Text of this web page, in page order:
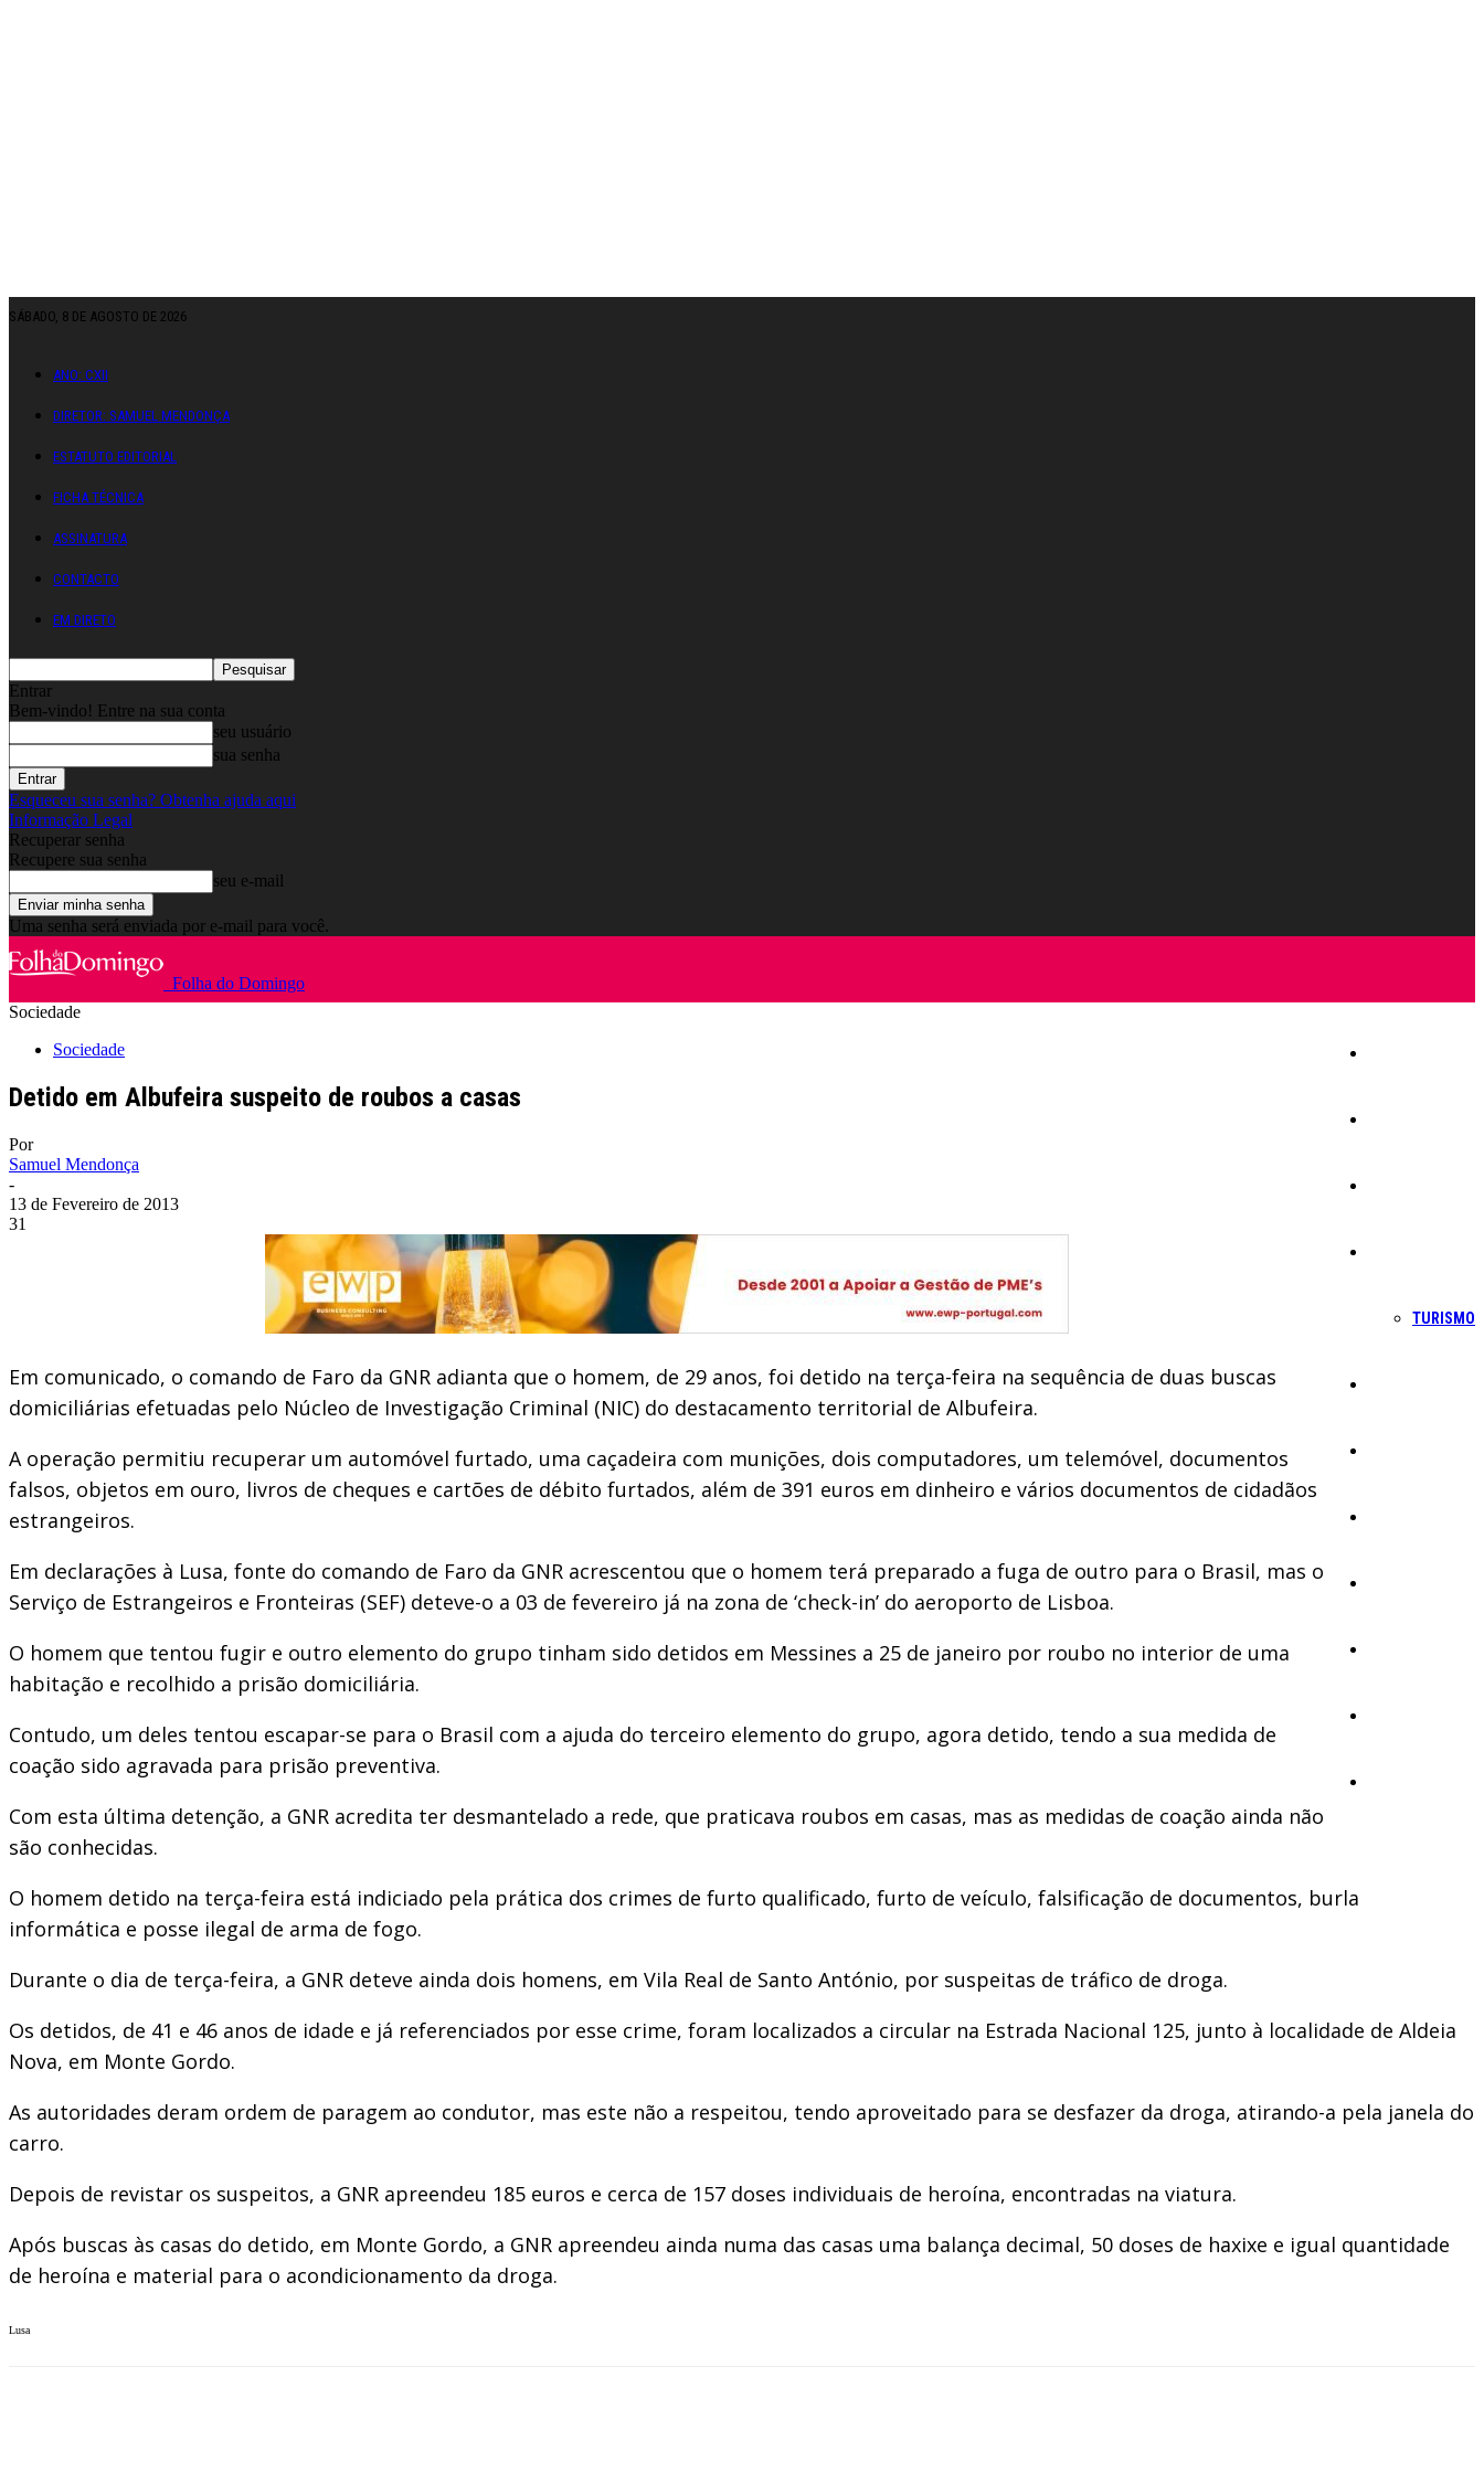
SÁBADO, 8 DE AGOSTO DE 2026
ANO: CXII
DIRETOR: SAMUEL MENDONÇA
ESTATUTO EDITORIAL
FICHA TÉCNICA
ASSINATURA
CONTACTO
EM DIRETO
Entrar
Bem-vindo! Entre na sua conta
seu usuário
sua senha
Esqueceu sua senha? Obtenha ajuda aqui
Informação Legal
Recuperar senha
Recupere sua senha
seu e-mail
Uma senha será enviada por e-mail para você.
Folha do Domingo
TURISMO
Sociedade
Sociedade
Detido em Albufeira suspeito de roubos a casas
Por
Samuel Mendonça
-
13 de Fevereiro de 2013
31
Em comunicado, o comando de Faro da GNR adianta que o homem, de 29 anos, foi detido na terça-feira na sequência de duas buscas
domiciliárias efetuadas pelo Núcleo de Investigação Criminal (NIC) do destacamento territorial de Albufeira.
A operação permitiu recuperar um automóvel furtado, uma caçadeira com munições, dois computadores, um telemóvel, documentos
falsos, objetos em ouro, livros de cheques e cartões de débito furtados, além de 391 euros em dinheiro e vários documentos de cidadãos
estrangeiros.
Em declarações à Lusa, fonte do comando de Faro da GNR acrescentou que o homem terá preparado a fuga de outro para o Brasil, mas o
Serviço de Estrangeiros e Fronteiras (SEF) deteve-o a 03 de fevereiro já na zona de ‘check-in’ do aeroporto de Lisboa.
O homem que tentou fugir e outro elemento do grupo tinham sido detidos em Messines a 25 de janeiro por roubo no interior de uma
habitação e recolhido a prisão domiciliária.
Contudo, um deles tentou escapar-se para o Brasil com a ajuda do terceiro elemento do grupo, agora detido, tendo a sua medida de
coação sido agravada para prisão preventiva.
Com esta última detenção, a GNR acredita ter desmantelado a rede, que praticava roubos em casas, mas as medidas de coação ainda não
são conhecidas.
O homem detido na terça-feira está indiciado pela prática dos crimes de furto qualificado, furto de veículo, falsificação de documentos, burla
informática e posse ilegal de arma de fogo.
Durante o dia de terça-feira, a GNR deteve ainda dois homens, em Vila Real de Santo António, por suspeitas de tráfico de droga.
Os detidos, de 41 e 46 anos de idade e já referenciados por esse crime, foram localizados a circular na Estrada Nacional 125, junto à localidade de Aldeia
Nova, em Monte Gordo.
As autoridades deram ordem de paragem ao condutor, mas este não a respeitou, tendo aproveitado para se desfazer da droga, atirando-a pela janela do
carro.
Depois de revistar os suspeitos, a GNR apreendeu 185 euros e cerca de 157 doses individuais de heroína, encontradas na viatura.
Após buscas às casas do detido, em Monte Gordo, a GNR apreendeu ainda numa das casas uma balança decimal, 50 doses de haxixe e igual quantidade
de heroína e material para o acondicionamento da droga.
Lusa